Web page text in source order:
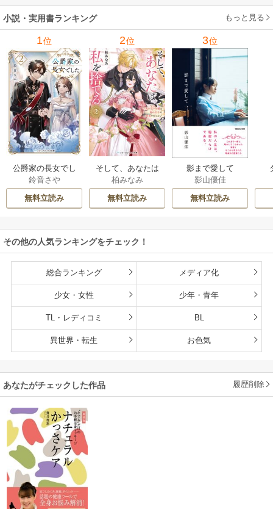
小説・実用書ランキング もっと見る
1位
公爵家の長女でし
た
鈴音さや
無料立読み
2位
そして、あなたは
私を捨てる
柏みなみ
無料立読み
3位
影まで愛して
影山優佳
無料立読み
その他の人気ランキングをチェック！
総合ランキング メディア化
少女・女性 少年・青年
TL・レディコミ BL
異世界・転生 お色気
あなたがチェックした作品 履歴削除